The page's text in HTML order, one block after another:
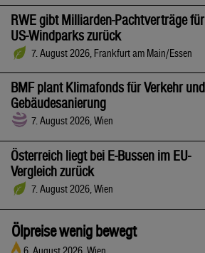
RWE gibt Milliarden-Pachtverträge für
US-Windparks zurück
7. August 2026, Frankfurt am Main/Essen
BMF plant Klimafonds für Verkehr und
Gebäudesanierung
7. August 2026, Wien
Österreich liegt bei E-Bussen im EU-
Vergleich zurück
7. August 2026, Wien
Ölpreise wenig bewegt